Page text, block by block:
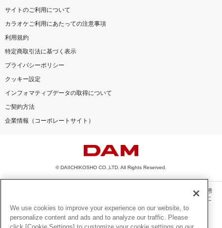
サイトのご利用について
カラオケご利用にあたっての注意事項
利用規約
特定商取引法に基づく表示
プライバシーポリシー
クッキー設定
インフォマティブデータの取得について
ご契約方法
企業情報（コーポレートサイト）
© DAIICHIKOSHO CO.,LTD. All Rights Reserved.
このサイトに掲載されている一切の文章・画像・写真・動画・音声等を、手段や形態
を問わず、著作権法の定める範囲を超えて無断で複製、転載、ファイル化などするこ
とを禁じます。
楽曲及びコンテンツは、機種によりご利用いただけない場合があります。
We use cookies to improve your experience on our website, to
personalize content and ads and to analyze our traffic. Please